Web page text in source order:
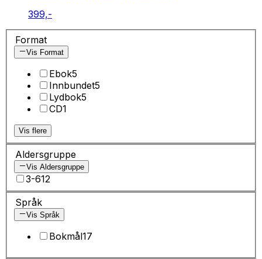
399,-
Format
Vis Format
Ebok5
Innbundet5
Lydbok5
CD1
Vis flere
Aldersgruppe
Vis Aldersgruppe
3-612
Språk
Vis Språk
Bokmål17